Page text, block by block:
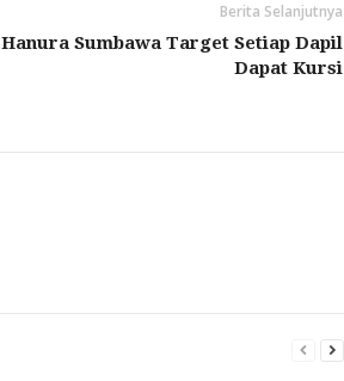
Berita Selanjutnya
Hanura Sumbawa Target Setiap Dapil
Dapat Kursi